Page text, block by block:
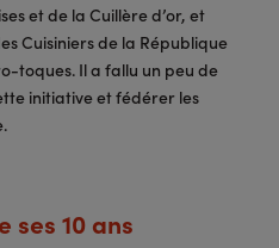
et de la Cuillère d’or, et
Cuisiniers de la République
toques. Il a fallu un peu de
initiative et fédérer les
10 ans